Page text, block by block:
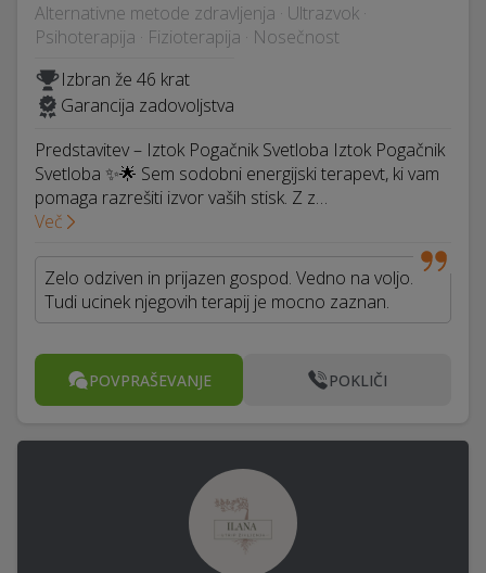
Alternativne metode zdravljenja · Ultrazvok ·
Psihoterapija · Fizioterapija · Nosečnost
Izbran že 46 krat
Garancija zadovoljstva
Predstavitev – Iztok Pogačnik Svetloba Iztok Pogačnik
Svetloba ✨🌟 Sem sodobni energijski terapevt, ki vam
pomaga razrešiti izvor vaših stisk. Z z…
Več
Zelo odziven in prijazen gospod. Vedno na voljo.
Tudi ucinek njegovih terapij je mocno zaznan.
POVPRAŠEVANJE POKLIČI